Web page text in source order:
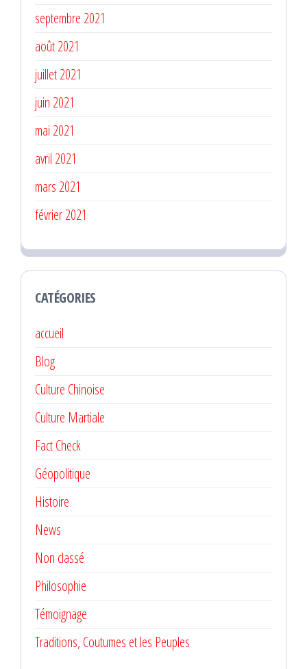
septembre 2021
août 2021
juillet 2021
juin 2021
mai 2021
avril 2021
mars 2021
février 2021
CATÉGORIES
accueil
Blog
Culture Chinoise
Culture Martiale
Fact Check
Géopolitique
Histoire
News
Non classé
Philosophie
Témoignage
Traditions, Coutumes et les Peuples